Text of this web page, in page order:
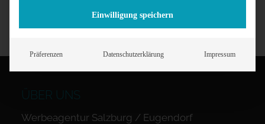
ÜBER UNS
Werbeagentur Salzburg / Eugendorf
Einwilligung speichern
Präferenzen Datenschutzerklärung Impressum